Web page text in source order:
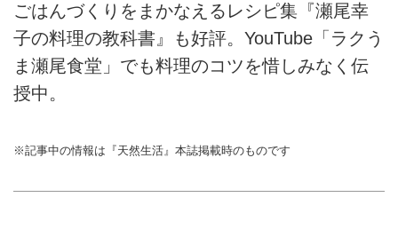
ごはんづくりをまかなえるレシピ集『瀬尾幸
子の料理の教科書』も好評。YouTube「ラクう
ま瀬尾食堂」でも料理のコツを惜しみなく伝
授中。
※記事中の情報は『天然生活』本誌掲載時のものです